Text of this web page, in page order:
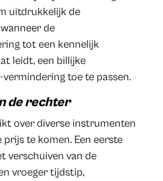
uitdrukkelijk de
de
tot een kennelijk
leidt, een billijke
toe te passen.
de rechter
over diverse instrumenten
te komen. Een eerste
verschuiven van de
vroeger tijdstip,